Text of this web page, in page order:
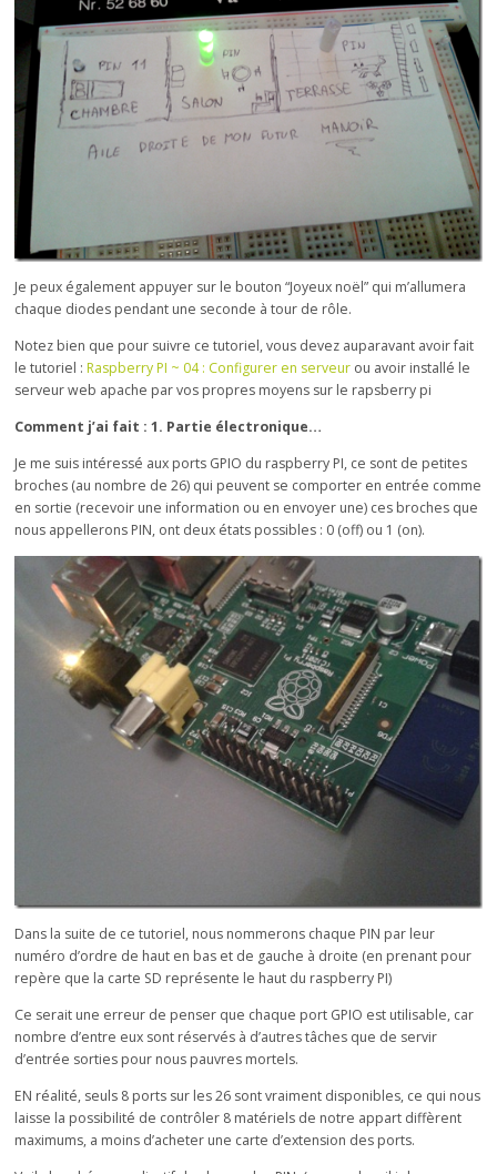
Je peux également appuyer sur le bouton “Joyeux noël” qui m’allumera
chaque diodes pendant une seconde à tour de rôle.
Notez bien que pour suivre ce tutoriel, vous devez auparavant avoir fait
le tutoriel :Raspberry PI ~ 04 : Configurer en serveur ou avoir installé le
serveur web apache par vos propres moyens sur le rapsberry pi
Comment j’ai fait : 1. Partie électronique…
Je me suis intéressé aux ports GPIO du raspberry PI, ce sont de petites
broches (au nombre de 26) qui peuvent se comporter en entrée comme
en sortie (recevoir une information ou en envoyer une) ces broches que
nous appellerons PIN, ont deux états possibles : 0 (off) ou 1 (on).
Dans la suite de ce tutoriel, nous nommerons chaque PIN par leur
numéro d’ordre de haut en bas et de gauche à droite (en prenant pour
repère que la carte SD représente le haut du raspberry PI)
Ce serait une erreur de penser que chaque port GPIO est utilisable, car
nombre d’entre eux sont réservés à d’autres tâches que de servir
d’entrée sorties pour nous pauvres mortels.
EN réalité, seuls 8 ports sur les 26 sont vraiment disponibles, ce qui nous
laisse la possibilité de contrôler 8 matériels de notre appart diffèrent
maximums, a moins d’acheter une carte d’extension des ports.